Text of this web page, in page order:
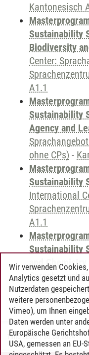
Kantonesisch
Sustainability
Biodiversity
Center:
A1.1
Sustainability
Agency and
ohne CPs) -
Sustainability
International
A1.1
Sustainability
and Chemistry
ohne CPs)-
Timo Leder/30.06.2024
Wir verwenden
Analytics gesetzt und
Nutzerdaten
weitere
Vimeo), um Ihnen
Daten werden unter
Europäische
USA, gemessen an